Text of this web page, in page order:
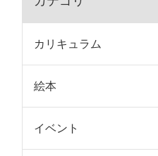
カリキュラム
絵本
イベント